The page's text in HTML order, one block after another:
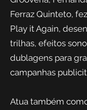
Ferraz Quinteto,
Play it Again,
trilhas, efeitos
dublagens para
campanhas
Atua também